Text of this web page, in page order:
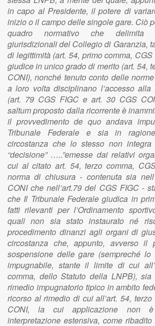
in capo al Presidente, il potere di
inizio o il campo delle singole gare. Ciò
quadro normativo che delimita
giurisdizionali del Collegio di Garanzia,
di legittimità (art. 54, primo comma,
giudice in unico grado di merito (art. 54,
CONI), nonché tenuto conto delle
a loro volta disciplinano l’accesso alla
(art. 79 CGS FIGC e art. 30 CGS
saltum proposto dalla ricorrente è
il provvedimento de quo andava
Tribunale Federale e sia in ragione
circostanza che lo stesso non
“decisione” …..”emesse dai relativi
cui al citato art. 54, terzo comma,
norma di chiusura - contenuta sia
CONI che nell’art.79 del CGS FIGC -
che Il Tribunale Federale giudica in
fatti rilevanti per l’Ordinamento
quali non sia stato instaurato né
procedimento dinanzi agli organi di
circostanza che, appunto, avverso il
sospensione delle gare (sempreché
impugnabile, stante il limite di cui
comma, dello Statuto della LNPB),
rimedio impugnatorio tipico in ambito
ricorso al rimedio di cui all’art. 54,
CONI, la cui applicazione non
interpretazione estensiva, come